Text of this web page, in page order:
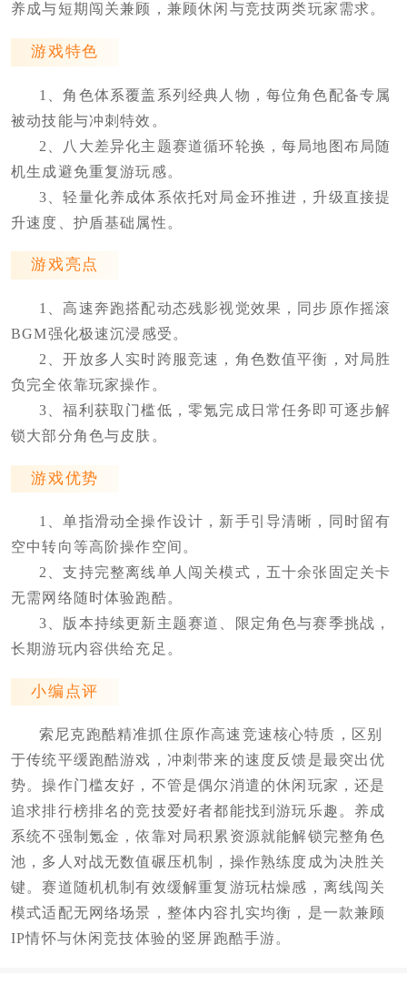
养成与短期闯关兼顾，兼顾休闲与竞技两类玩家需求。
游戏特色
1、角色体系覆盖系列经典人物，每位角色配备专属
被动技能与冲刺特效。
2、八大差异化主题赛道循环轮换，每局地图布局随
机生成避免重复游玩感。
3、轻量化养成体系依托对局金环推进，升级直接提
升速度、护盾基础属性。
游戏亮点
1、高速奔跑搭配动态残影视觉效果，同步原作摇滚
BGM强化极速沉浸感受。
2、开放多人实时跨服竞速，角色数值平衡，对局胜
负完全依靠玩家操作。
3、福利获取门槛低，零氪完成日常任务即可逐步解
锁大部分角色与皮肤。
游戏优势
1、单指滑动全操作设计，新手引导清晰，同时留有
空中转向等高阶操作空间。
2、支持完整离线单人闯关模式，五十余张固定关卡
无需网络随时体验跑酷。
3、版本持续更新主题赛道、限定角色与赛季挑战，
长期游玩内容供给充足。
小编点评
索尼克跑酷精准抓住原作高速竞速核心特质，区别
于传统平缓跑酷游戏，冲刺带来的速度反馈是最突出优
势。操作门槛友好，不管是偶尔消遣的休闲玩家，还是
追求排行榜排名的竞技爱好者都能找到游玩乐趣。养成
系统不强制氪金，依靠对局积累资源就能解锁完整角色
池，多人对战无数值碾压机制，操作熟练度成为决胜关
键。赛道随机机制有效缓解重复游玩枯燥感，离线闯关
模式适配无网络场景，整体内容扎实均衡，是一款兼顾
IP情怀与休闲竞技体验的竖屏跑酷手游。